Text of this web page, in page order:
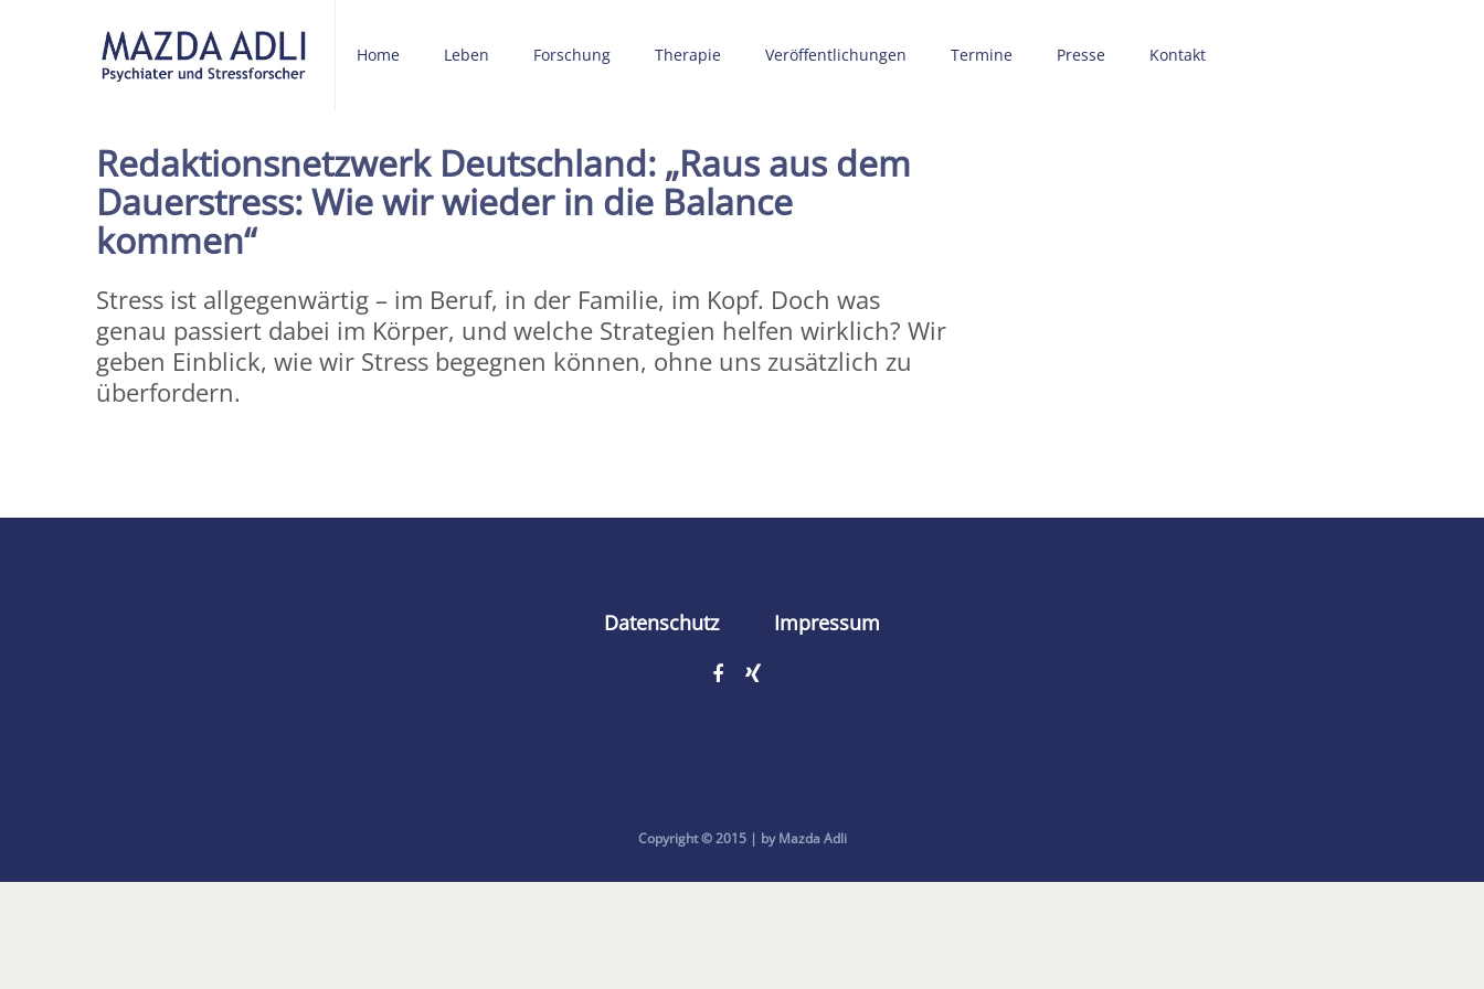
Home Leben Forschung Therapie Veröffentlichungen Termine Presse Kontakt
Redaktionsnetzwerk Deutschland: „Raus aus dem
Dauerstress: Wie wir wieder in die Balance
kommen“
Stress ist allgegenwärtig – im Beruf, in der Familie, im Kopf. Doch was
genau passiert dabei im Körper, und welche Strategien helfen wirklich? Wir
geben Einblick, wie wir Stress begegnen können, ohne uns zusätzlich zu
überfordern.
Datenschutz Impressum
Copyright © 2015 | by Mazda Adli